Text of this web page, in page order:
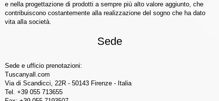
e nella progettazione di prodotti a sempre più alto valore aggiunto, che
contribuiscono costantemente alla realizzazione del sogno che ha dato
vita alla società.
Sede
Sede e ufficio prenotazioni:
Tuscanyall.com
Via di Scandicci, 22R - 50143 Firenze - Italia
Tel. +39 055 713655